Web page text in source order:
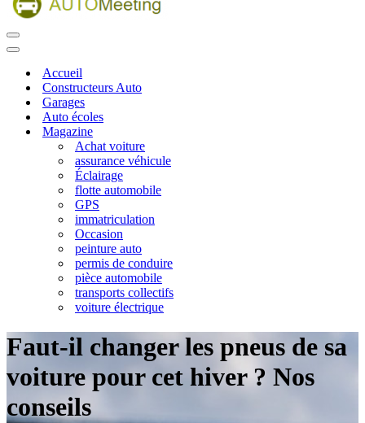
Menu
de
Menu
navigationAccueil
Constructeurs Auto
Garages
Auto écoles
Magazine
Achat voiture
assurance véhicule
Éclairage
flotte automobile
GPS
immatriculation
Occasion
peinture auto
permis de conduire
pièce automobile
transports collectifs
voiture électrique
Faut-il changer les pneus de sa
voiture pour cet hiver ? Nos
conseils